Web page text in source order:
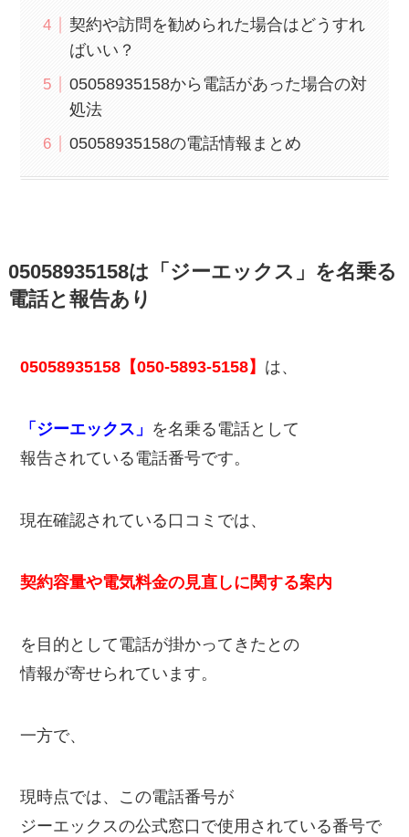
契約や訪問を勧められた場合はどうすれ
ばいい？
05058935158から電話があった場合の対
処法
05058935158の電話情報まとめ
05058935158は「ジーエックス」を名乗る
電話と報告あり
05058935158【050-5893-5158】 は、
「ジーエックス」 を名乗る電話として
報告されている電話番号です。
現在確認されている口コミでは、
契約容量や電気料金の見直しに関する案内
を目的として電話が掛かってきたとの
情報が寄せられています。
一方で、
現時点では、この電話番号が
ジーエックスの公式窓口で使用されている番号で